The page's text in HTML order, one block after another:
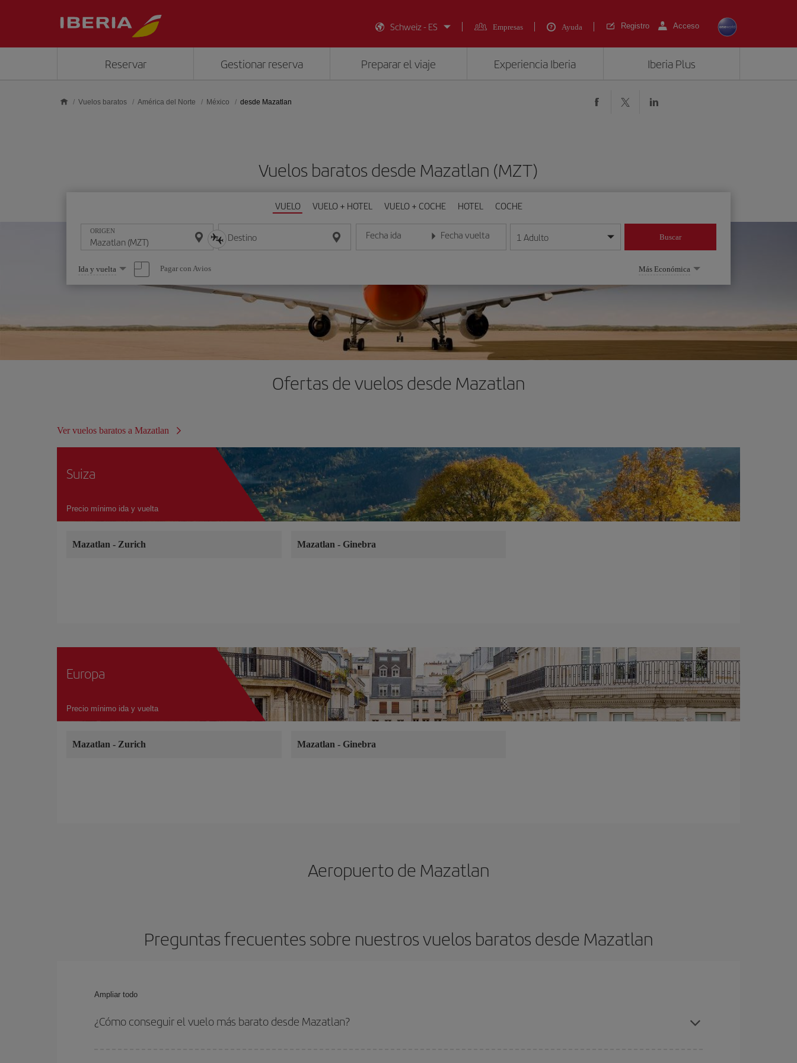
Schweiz - ES
Empresas Ayuda Registro Acceso
Reservar Gestionar reserva Preparar el viaje Experiencia Iberia Iberia Plus
Vuelos baratos América del Norte México desde Mazatlan
Vuelos baratos desde Mazatlan (MZT)
VUELO VUELO + HOTEL VUELO + COCHE HOTEL COCHE
ORIGEN Destino Fecha ida
Introduce la fecha en formato día/mes/año
Fecha vuelta
Introduce la fecha en formato día/mes/año
1 Adulto Buscar
Seleccione
una
opción
Ida y vuelta Pagar con Avios Más Económica
Ofertas de vuelos desde Mazatlan
Ver vuelos baratos a Mazatlan
Suiza
Precio mínimo ida y vuelta
Mazatlan - Zurich Mazatlan - Ginebra
Europa
Precio mínimo ida y vuelta
Mazatlan - Zurich Mazatlan - Ginebra
Aeropuerto de Mazatlan
Preguntas frecuentes sobre nuestros vuelos baratos desde Mazatlan
Ampliar todo
¿Cómo conseguir el vuelo más barato desde Mazatlan?